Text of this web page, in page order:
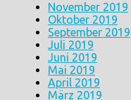
November 2019
Oktober 2019
September 2019
Juli 2019
Juni 2019
Mai 2019
April 2019
März 2019